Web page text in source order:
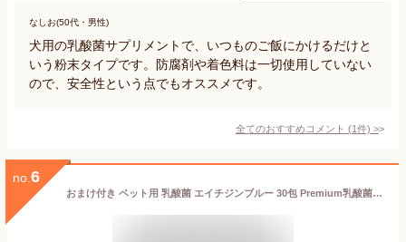
なしお(50代・男性)
犬用の乳酸菌サプリメントで、いつものご飯にかけるだけと
いう粉末タイプです。防腐剤や着色料は一切使用していない
ので、安全性という点でもオススメです。
全てのおすすめコメント (1件) >
no. 6
おまけ付き ペット用 乳酸菌 エイチジンブルー 30包 Premium乳酸菌 H&JIN 動物用 小分け 持ち運び ペット 犬 イヌ 成犬 猫 動物 安心 HJ1乳酸菌 動物用乳酸菌食品 乳酸菌食品 小動物 副作用無し 免疫サポート 腸内環境 サプリメント